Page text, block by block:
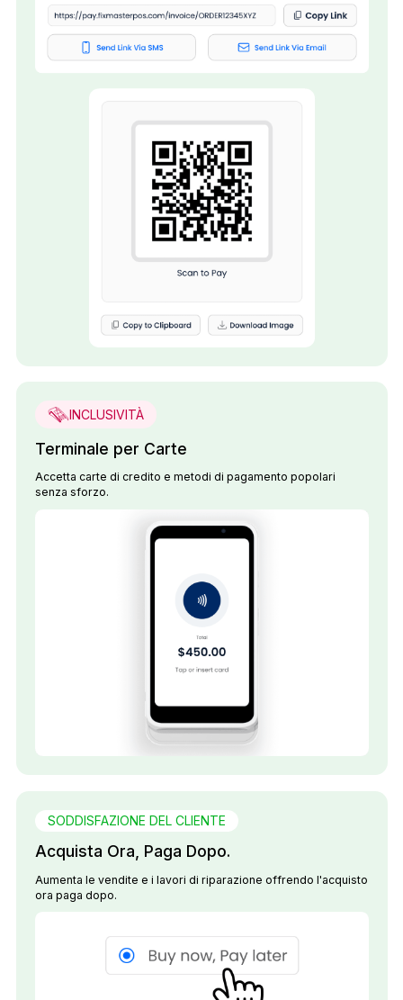
INCLUSIVITÀ
Terminale per Carte
Accetta carte di credito e metodi di pagamento popolari
senza sforzo.
SODDISFAZIONE DEL CLIENTE
Acquista Ora, Paga Dopo.
Aumenta le vendite e i lavori di riparazione offrendo l'acquisto
ora paga dopo.